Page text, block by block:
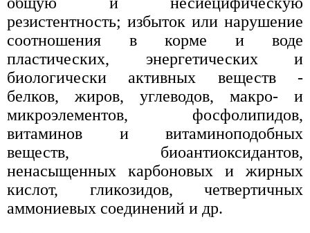
резистентность; избыток или нарушение
соотношения в корме и воде
пластических, энергетических и
биологически активных веществ -
белков, жиров, углеводов, макро- и
микроэлементов, фосфолипидов,
витаминов и витаминоподобных
веществ, биоантиоксидантов,
ненасыщенных карбоновых и жирных
кислот, гликозидов, четвертичных
аммониевых соединений и др.